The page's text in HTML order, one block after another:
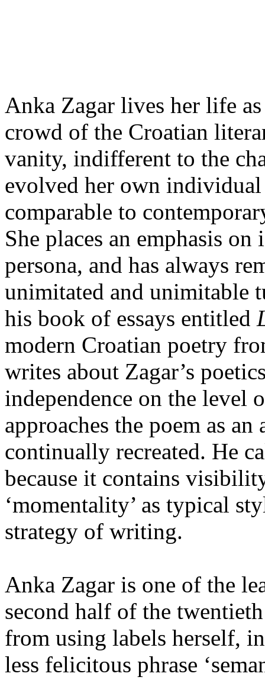
Anka Zagar lives her life
crowd of the Croatian
vanity, indifferent to the
evolved her own
comparable to
She places an emphasis
persona, and has always
unimitated and unimitable
his book of essays entitled
modern Croatian poetry
writes about Zagar’s
independence on the level
approaches the poem as
continually recreated. He
because it contains
‘momentality’ as typical
strategy of writing.
Anka Zagar is one of the
second half of the
from using labels herself,
less felicitous phrase